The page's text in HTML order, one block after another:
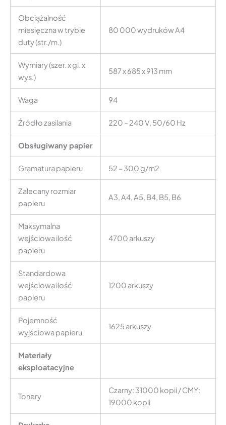
Obciążalność
miesięczna w trybie
duty (str./m.)
80 000 wydruków A4
Wymiary (szer. x gl. x
wys.)
587 x 685 x 913 mm
Waga 94
Źródło zasilania 220 – 240 V, 50/60 Hz
Obsługiwany papier
Gramatura papieru 52 – 300 g/m2
Zalecany rozmiar
papieru
A3, A4, A5, B4, B5, B6
Maksymalna
wejściowa ilość
papieru
4700 arkuszy
Standardowa
wejściowa ilość
papieru
1200 arkuszy
Pojemność
wyjściowa papieru
1625 arkuszy
Materiały
eksploatacyjne
Tonery
Czarny: 31000 kopii / CMY:
19000 kopii